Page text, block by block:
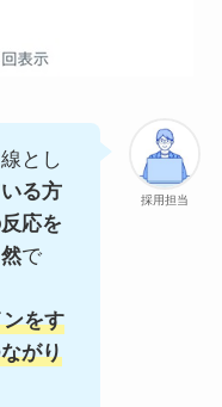
採用担当
とし
る方
応を
で
をす
がり